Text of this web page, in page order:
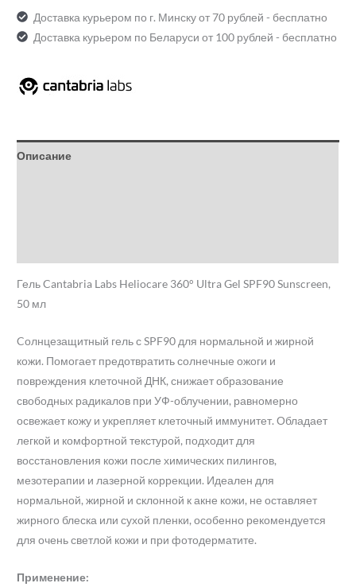
Доставка курьером по г. Минску от 70 рублей - бесплатно
Доставка курьером по Беларуси от 100 рублей - бесплатно
Описание
Гель Cantabria Labs Heliocare 360° Ultra Gel SPF90 Sunscreen,
50 мл
Cолнцезащитный гель с SPF90 для нормальной и жирной
кожи. Помогает предотвратить солнечные ожоги и
повреждения клеточной ДНК, снижает образование
свободных радикалов при УФ-облучении, равномерно
освежает кожу и укрепляет клеточный иммунитет. Обладает
легкой и комфортной текстурой, подходит для
восстановления кожи после химических пилингов,
мезотерапии и лазерной коррекции. Идеален для
нормальной, жирной и склонной к акне кожи, не оставляет
жирного блеска или сухой пленки, особенно рекомендуется
для очень светлой кожи и при фотодерматите.
Применение: